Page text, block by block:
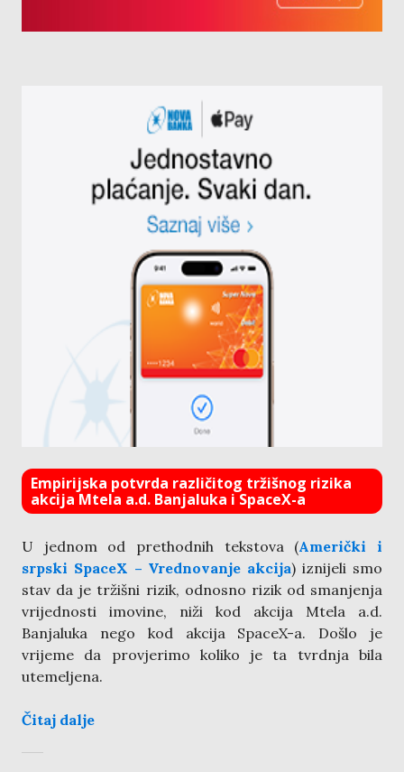
Empirijska potvrda različitog tržišnog rizika
akcija Mtela a.d. Banjaluka i SpaceX-a
U jednom od prethodnih tekstova (Američki i
srpski SpaceX – Vrednovanje akcija) iznijeli smo
stav da je tržišni rizik, odnosno rizik od smanjenja
vrijednosti imovine, niži kod akcija Mtela a.d.
Banjaluka nego kod akcija SpaceX-a. Došlo je
vrijeme da provjerimo koliko je ta tvrdnja bila
utemeljena.
Čitaj dalje